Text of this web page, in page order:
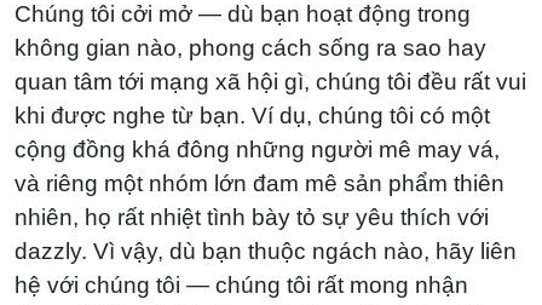
Chúng tôi cởi mở — dù bạn hoạt động trong
không gian nào, phong cách sống ra sao hay
quan tâm tới mạng xã hội gì, chúng tôi đều rất vui
khi được nghe từ bạn. Ví dụ, chúng tôi có một
cộng đồng khá đông những người mê may vá,
và riêng một nhóm lớn đam mê sản phẩm thiên
nhiên, họ rất nhiệt tình bày tỏ sự yêu thích với
dazzly. Vì vậy, dù bạn thuộc ngách nào, hãy liên
hệ với chúng tôi — chúng tôi rất mong nhận